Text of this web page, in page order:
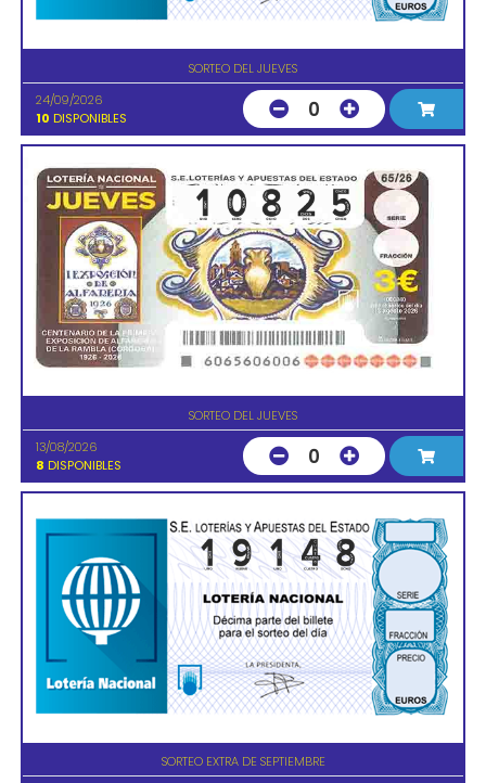
SORTEO DEL JUEVES
24/09/2026
10 DISPONIBLES 0
SORTEO DEL JUEVES
13/08/2026
8 DISPONIBLES 0
SORTEO EXTRA DE SEPTIEMBRE